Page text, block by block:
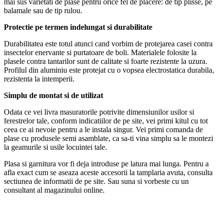
balamale sau de tip rulou.
Protectie pe termen indelungat si durabilitate
Durabilitatea este totul atunci cand vorbim de protejarea casei contra
insectelor enervante si purtatoare de boli. Materialele folosite la
plasele contra tantarilor sunt de calitate si foarte rezistente la uzura.
Profilul din aluminiu este protejat cu o vopsea electrostatica durabila,
rezistenta la intemperii.
Simplu de montat si de utilizat
Odata ce vei livra masuratorile potrivite dimensiunilor usilor si
ferestrelor tale, conform indicatiilor de pe site, vei primi kitul cu tot
ceea ce ai nevoie pentru a le instala singur. Vei primi comanda de
plase cu produsele semi asamblate, ca sa-ti vina simplu sa le montezi
la geamurile si usile locuintei tale.
Plasa si garnitura vor fi deja introduse pe latura mai lunga. Pentru a
afla exact cum se aseaza aceste accesorii la tamplaria avuta, consulta
sectiunea de informatii de pe site. Sau suna si vorbeste cu un
consultant al magazinului online.